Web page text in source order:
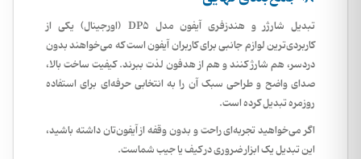
تبدیل شارژر و هندزفری آیفون مدل اورجینال) یکی از
کاربردی‌ترین لوازم جانبی برای کاربران آیفون است که می‌خواهند بدون
دردسر، هم شارژ کنند و هم از هدفون لذت ببرند. کیفیت ساخت بالا،
صدای واضح و طراحی سبک آن را به انتخابی حرفه‌ای برای استفاده
روزمره تبدیل کرده است.
اگر می‌خواهید تجربه‌ای راحت و بدون وقفه از آیفون‌تان داشته باشید،
این تبدیل یک ابزار ضروری در کیف یا جیب شماست.